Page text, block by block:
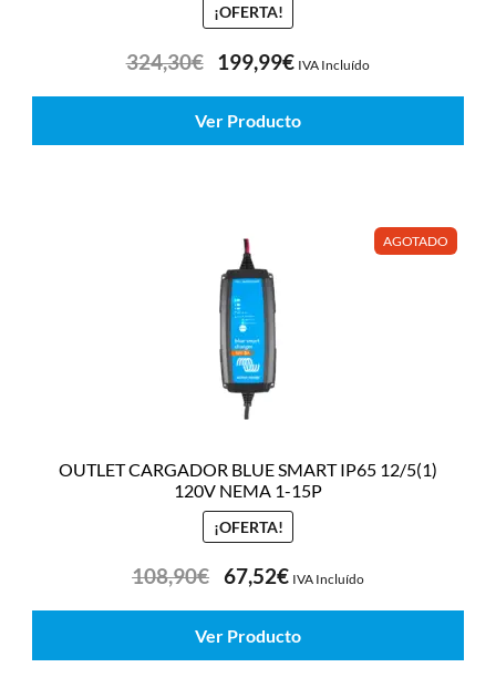
¡OFERTA!
324,30€ 199,99€ IVA Incluído
Ver Producto
AGOTADO
OUTLET CARGADOR BLUE SMART IP65 12/5(1)
120V NEMA 1-15P
¡OFERTA!
108,90€ 67,52€ IVA Incluído
Ver Producto